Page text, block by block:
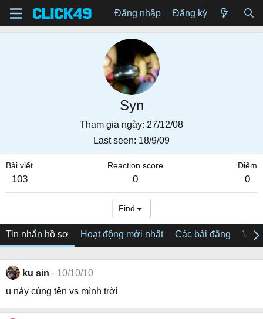
Đăng nhập Đăng ký
Syn
Tham gia ngày 27/12/08
Last seen 18/9/09
Bài viết
103
Reaction score
0
Điểm
0
Find
Tin nhắn hồ sơ Hoạt động mới nhất Các bài đăng Về
ku sỉn
10/10/10
u này cùng tên vs mình trời